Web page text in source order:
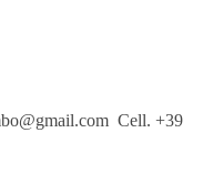
Cell. +39